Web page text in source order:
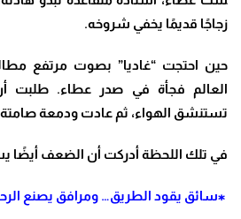
زجاجًا قديمًا يخفي شروخه.
حين احتجت “غاديا” بصوت مرتفع
العالم فجأة في صدر عطاء. طلبت
تستنشق الهواء، ثم عادت ودمعة صامتة
في تلك اللحظة أدركت أن الضعف أيضًا
⁎سائق يقود الطريق… ومرافق يصنع